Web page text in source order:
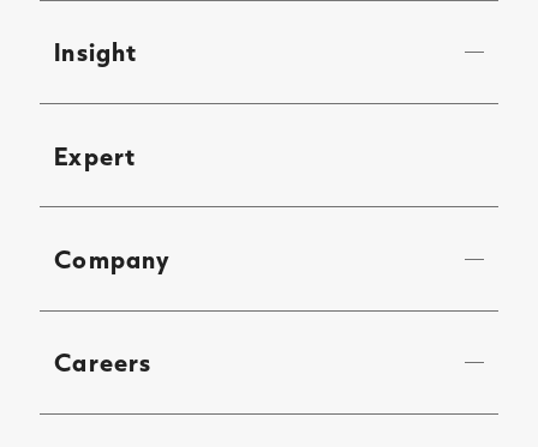
Insight
Expert
Company
Careers